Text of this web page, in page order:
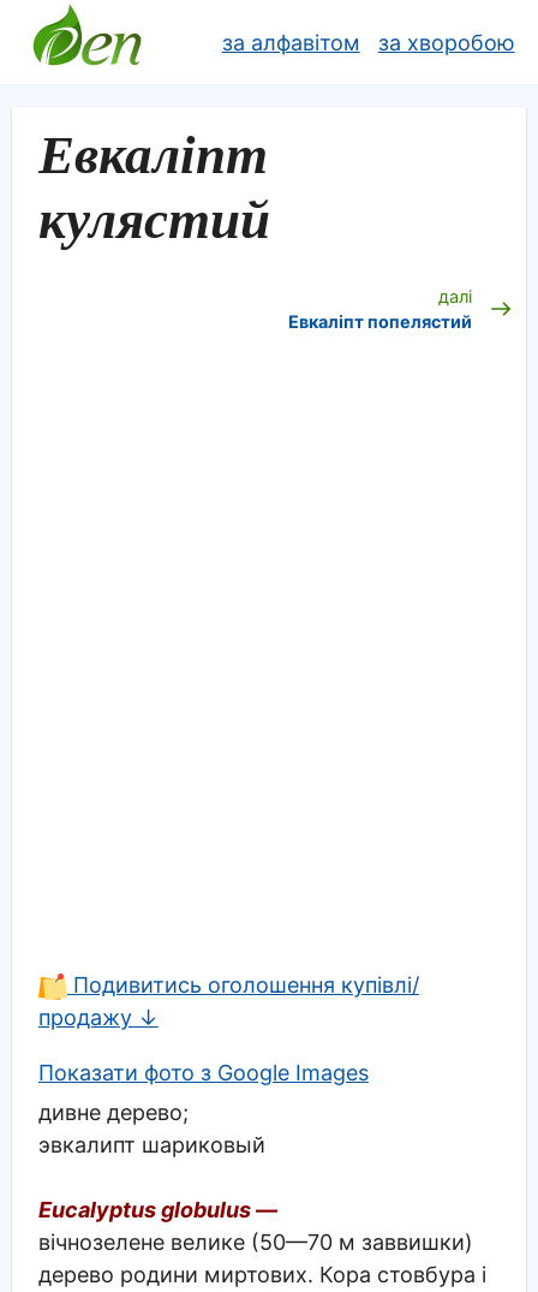
за алфавітом за хворобою
Евкаліпт
кулястий
далі
Евкаліпт попелястий
Подивитись оголошення купівлі/
продажу ↓
Показати фото з Google Images
дивне дерево;
эвкалипт шариковый
Eucalyptus globulus —
вічнозелене велике (50—70 м заввишки)
дерево родини миртових. Кора стовбура і